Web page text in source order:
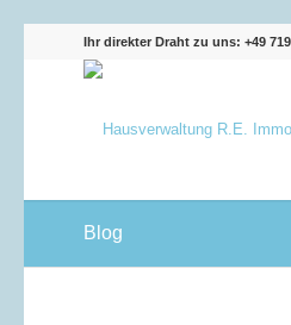
Ihr direkter Draht zu uns: +49
Blog